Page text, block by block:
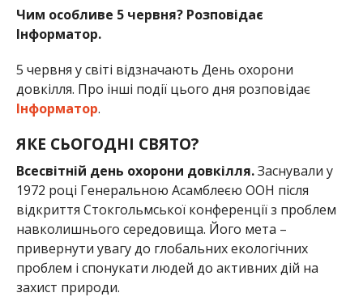
Чим особливе 5 червня? Розповідає
Інформатор.
5 червня у світі відзначають День охорони
довкілля. Про інші події цього дня розповідає
Інформатор.
ЯКЕ СЬОГОДНІ СВЯТО?
Всесвітній день охорони довкілля.Заснували у
1972 році Генеральною Асамблеєю ООН після
відкриття Стокгольмської конференції з проблем
навколишнього середовища. Його мета –
привернути увагу до глобальних екологічних
проблем і спонукати людей до активних дій на
захист природи.